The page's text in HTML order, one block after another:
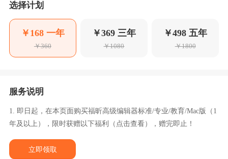
选择计划
￥168 一年
￥360
￥369 三年
￥1080
￥498 五年
￥1800
服务说明
1. 即日起，在本页面购买福昕高级编辑器标准/专业/教育/Mac版（1
年及以上），限时获赠以下福利（点击查看），赠完即止！
立即领取